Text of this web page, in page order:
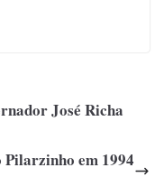
José Richa
Pilarzinho em 1994